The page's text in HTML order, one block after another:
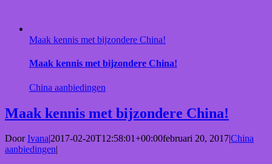
Maak kennis met bijzondere China!
Maak kennis met bijzondere China!
China aanbiedingen
Maak kennis met bijzondere China!
DoorIvana|2017-02-20T12:58:01+00:00februari 20, 2017|China
aanbiedingen|